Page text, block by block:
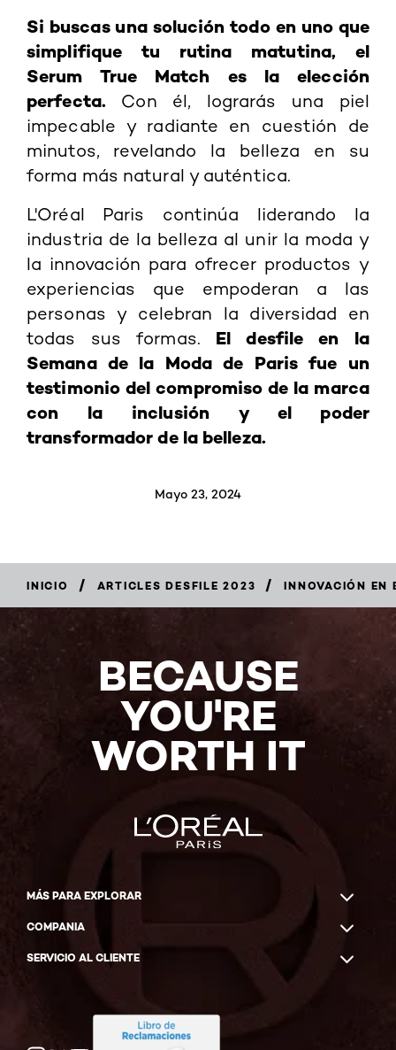
Si buscas una solución todo en uno que
simplifique tu rutina matutina, el
Serum True Match es la elección
perfecta.Con él, lograrás una piel
impecable y radiante en cuestión de
minutos, revelando la belleza en su
forma más natural y auténtica.
L'Oréal Paris continúa liderando la
industria de la belleza al unir la moda y
la innovación para ofrecer productos y
experiencias que empoderan a las
personas y celebran la diversidad en
todas sus formas. El desfile en la
Semana de la Moda de Paris fue un
testimonio del compromiso de la marca
con la inclusión y el poder
transformador de la belleza.
Mayo 23, 2024
INICIO / ARTICLES DESFILE 2023 / INNOVACIÓN EN
BECAUSE
YOU'RE
WORTH IT
MÁS PARA EXPLORAR
COMPANIA
SERVICIO AL CLIENTE